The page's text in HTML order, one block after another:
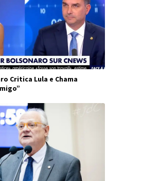
Critica Lula e Chama